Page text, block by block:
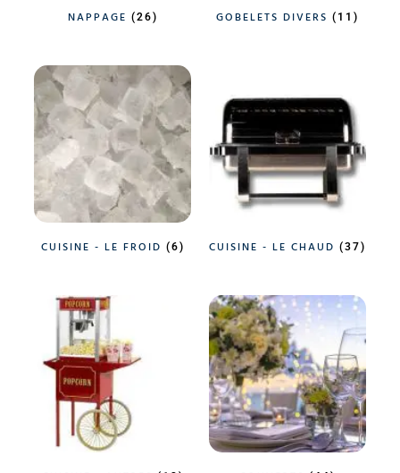
NAPPAGE (26) GOBELETS DIVERS (11)
CUISINE - LE FROID (6) CUISINE - LE CHAUD (37)